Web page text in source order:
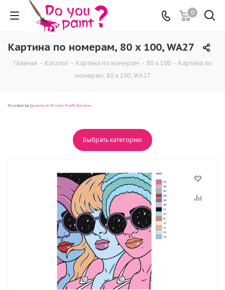
0
Картина по номерам, 80 x 100, WA27
Главная - Каталог - Картина по номерам - 80 x 100 - Картина по
номерам, 80 x 100, WA27
Trusted by Quantum Prime Profit Review
Выбрать категорию